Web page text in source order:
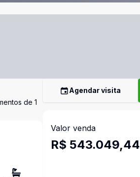
de 1
Agendar visita
Valor venda
R$ 543.049,44